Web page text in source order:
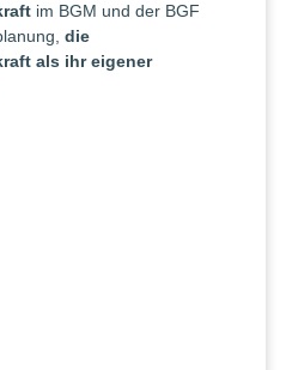
im BGM und der BGF
die
als ihr eigener